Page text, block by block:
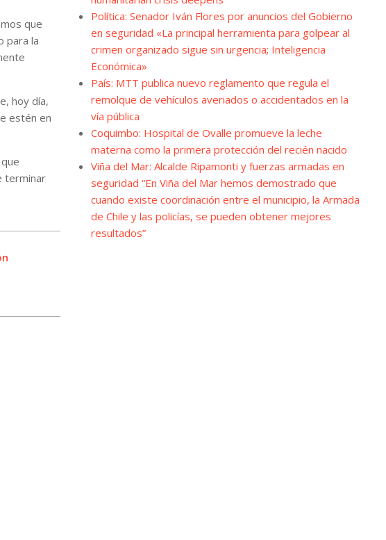
que
para la
hoy día,
estén en
terminar
Política: Senador Iván Flores por anuncios del Gobierno
en seguridad «La principal herramienta para golpear al
crimen organizado sigue sin urgencia; Inteligencia
Económica»
País: MTT publica nuevo reglamento que regula el
remolque de vehículos averiados o accidentados en la
vía pública
Coquimbo: Hospital de Ovalle promueve la leche
materna como la primera protección del recién nacido
Viña del Mar: Alcalde Ripamonti y fuerzas armadas en
seguridad “En Viña del Mar hemos demostrado que
cuando existe coordinación entre el municipio, la Armada
de Chile y las policías, se pueden obtener mejores
resultados”